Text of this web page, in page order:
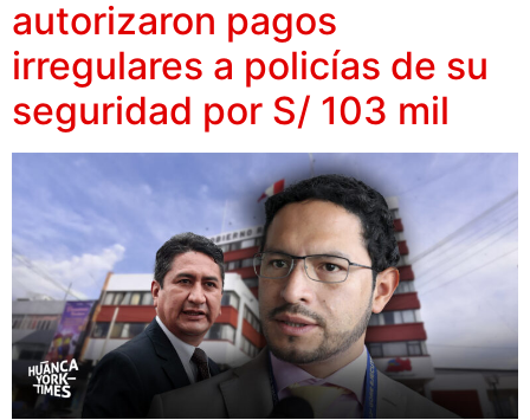
autorizaron pagos
irregulares a policías de su
seguridad por S/ 103 mil